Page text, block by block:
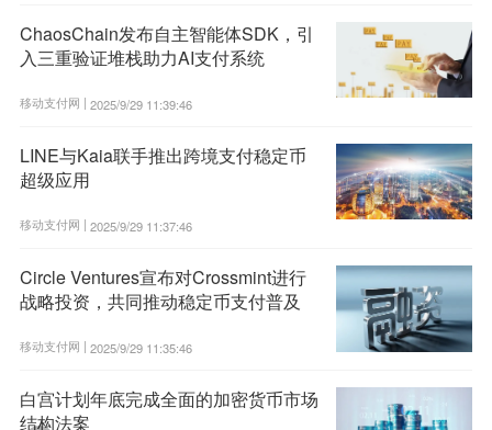
ChaosChain发布自主智能体SDK，引
入三重验证堆栈助力AI支付系统
移动支付网 | 2025/9/29 11:39:46
LINE与Kaia联手推出跨境支付稳定币
超级应用
移动支付网 | 2025/9/29 11:37:46
Circle Ventures宣布对Crossmint进行
战略投资，共同推动稳定币支付普及
移动支付网 | 2025/9/29 11:35:46
白宫计划年底完成全面的加密货币市场
结构法案